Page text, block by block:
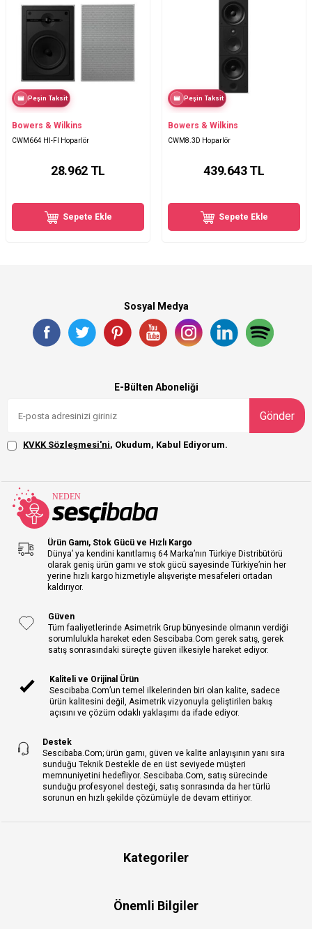
Peşin Taksit
Bowers & Wilkins
CWM664 HI-FI Hoparlör
28.962TL
Sepete Ekle
Peşin Taksit
Bowers & Wilkins
CWM8.3D Hoparlör
439.643TL
Sepete Ekle
Sosyal Medya
E-Bülten Aboneliği
Gönder
KVKK Sözleşmesi'ni, Okudum, Kabul Ediyorum.
Ürün Gamı, Stok Gücü ve Hızlı Kargo
Dünya’ ya kendini kanıtlamış 64 Marka’nın Türkiye Distribütörü
olarak geniş ürün gamı ve stok gücü sayesinde Türkiye’nin her
yerine hızlı kargo hizmetiyle alışverişte mesafeleri ortadan
kaldırıyor.
Güven
Tüm faaliyetlerinde Asimetrik Grup bünyesinde olmanın verdiği
sorumlulukla hareket eden Sescibaba.Com gerek satış, gerek
satış sonrasındaki süreçte güven ilkesiyle hareket ediyor.
Kaliteli ve Orijinal Ürün
Sescibaba.Com’un temel ilkelerinden biri olan kalite, sadece
ürün kalitesini değil, Asimetrik vizyonuyla geliştirilen bakış
açısını ve çözüm odaklı yaklaşımı da ifade ediyor.
Destek
Sescibaba.Com; ürün gamı, güven ve kalite anlayışının yanı sıra
sunduğu Teknik Destekle de en üst seviyede müşteri
memnuniyetini hedefliyor. Sescibaba.Com, satış sürecinde
sunduğu profesyonel desteği, satış sonrasında da her türlü
sorunun en hızlı şekilde çözümüyle de devam ettiriyor.
Kategoriler
Önemli Bilgiler